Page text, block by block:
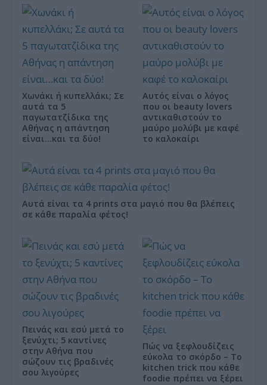
Χωνάκι ή κυπελλάκι; Σε
αυτά τα 5
παγωτατζίδικα της
Αθήνας η απάντηση
είναι…και τα δύο!
Αυτός είναι ο λόγος
που οι beauty lovers
αντικαθιστούν το
μαύρο μολύβι με καφέ
το καλοκαίρι
Αυτά είναι τα 4 prints στα μαγιό που θα βλέπεις
σε κάθε παραλία φέτος!
Πεινάς και εσύ μετά το
ξενύχτι; 5 καντίνες
στην Αθήνα που
σώζουν τις βραδινές
σου λιγούρες
Πώς να ξεφλουδίζεις
εύκολα το σκόρδο – Το
kitchen trick που κάθε
foodie πρέπει να ξέρει